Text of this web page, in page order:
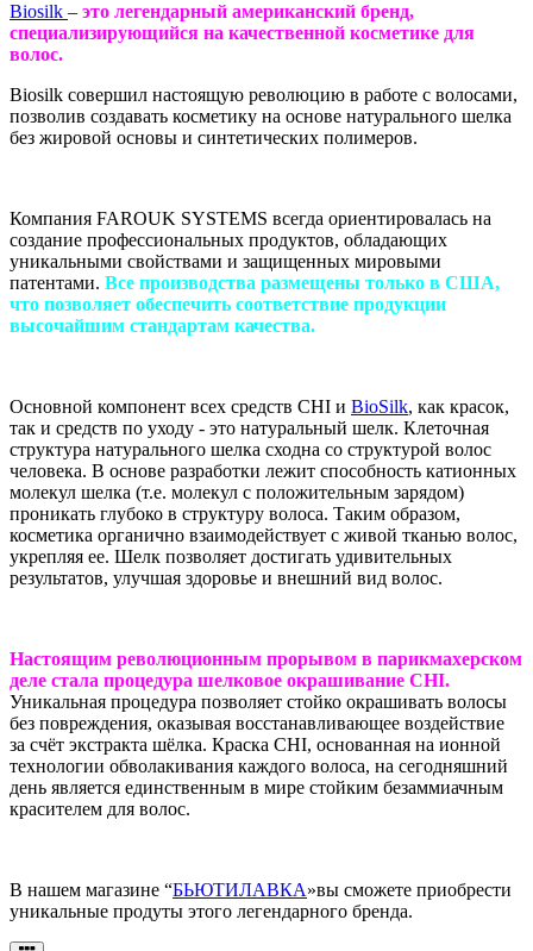
Biosilk – это легендарный американский бренд,
специализирующийся на качественной косметике для
волос.
Biosilk совершил настоящую революцию в работе с волосами,
позволив создавать косметику на основе натурального шелка
без жировой основы и синтетических полимеров.
Компания FAROUK SYSTEMS всегда ориентировалась на
создание профессиональных продуктов, обладающих
уникальными свойствами и защищенных мировыми
патентами. Все производства размещены только в США,
что позволяет обеспечить соответствие продукции
высочайшим стандартам качества.
Основной компонент всех средств CHI и BioSilk, как красок,
так и средств по уходу - это натуральный шелк. Клеточная
структура натурального шелка сходна со структурой волос
человека. В основе разработки лежит способность катионных
молекул шелка (т.е. молекул с положительным зарядом)
проникать глубоко в структуру волоса. Таким образом,
косметика органично взаимодействует с живой тканью волос,
укрепляя ее. Шелк позволяет достигать удивительных
результатов, улучшая здоровье и внешний вид волос.
Настоящим революционным прорывом в парикмахерском
деле стала процедура шелковое окрашивание CHI.
Уникальная процедура позволяет стойко окрашивать волосы
без повреждения, оказывая восстанавливающее воздействие
за счёт экстракта шёлка. Краска CHI, основанная на ионной
технологии обволакивания каждого волоса, на сегодняшний
день является единственным в мире стойким безаммиачным
красителем для волос.
В нашем магазине “БЬЮТИЛАВКА»вы сможете приобрести
уникальные продуты этого легендарного бренда.